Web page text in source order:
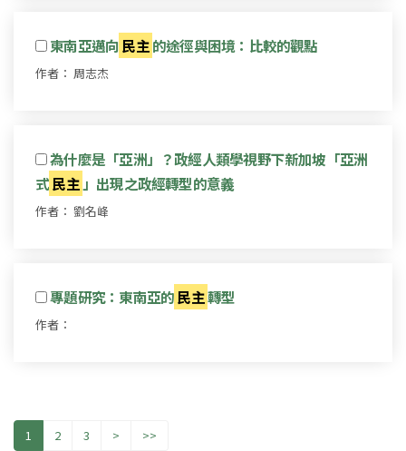
東南亞邁向 民主的途徑與困境：比較的觀點
作者： 周志杰
為什麼是「亞洲」？政經人類學視野下新加坡「亞洲
式 民主 」出現之政經轉型的意義
作者： 劉名峰
專題研究：東南亞的 民主轉型
作者：
1 2 3 > >>